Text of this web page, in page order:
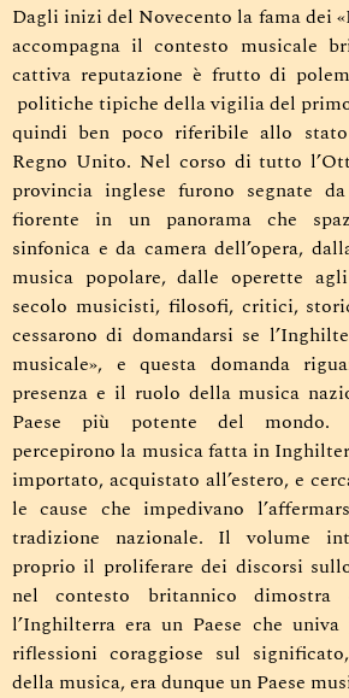
Dagli inizi del Novecento la fama dei
accompagna il contesto musicale
cattiva reputazione è frutto di
politiche tipiche della vigilia del
quindi ben poco riferibile allo
Regno Unito. Nel corso di tutto
provincia inglese furono segnate
fiorente in un panorama che
sinfonica e da camera dell’opera,
musica popolare, dalle operette
secolo musicisti, filosofi, critici,
cessarono di domandarsi se
musicale», e questa domanda
presenza e il ruolo della musica
Paese più potente del mondo.
percepirono la musica fatta in
importato, acquistato all’estero, e
le cause che impedivano
tradizione nazionale. Il volume
proprio il proliferare dei discorsi
nel contesto britannico dimostra
l’Inghilterra era un Paese che
riflessioni coraggiose sul
della musica, era dunque un Paese